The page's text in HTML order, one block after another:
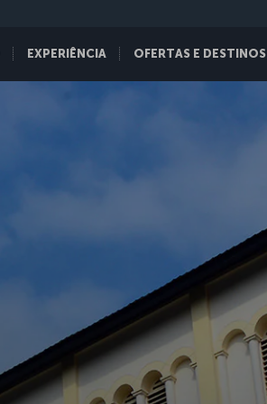
EXPERIÊNCIA OFERTAS E DESTINOS